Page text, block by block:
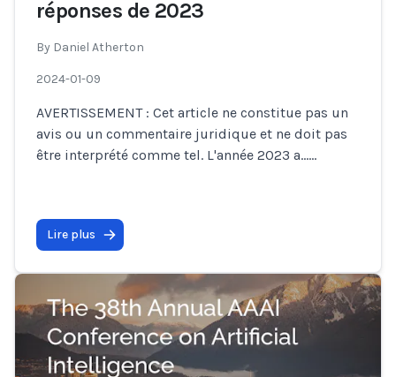
réponses de 2023
By Daniel Atherton
2024-01-09
AVERTISSEMENT : Cet article ne constitue pas un
avis ou un commentaire juridique et ne doit pas
être interprété comme tel. L'année 2023 a…...
Lire plus